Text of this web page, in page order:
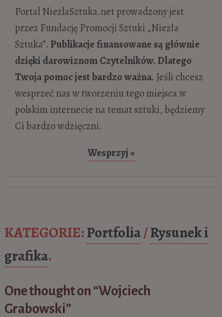
Portal NiezlaSztuka.net prowadzony jest
przez Fundację Promocji Sztuki „Niezła
Sztuka”.Publikacje finansowane są głównie
dzięki darowiznom Czytelników. Dlatego
Twoja pomoc jest bardzo ważna. Jeśli chcesz
wesprzeć nas w tworzeniu tego miejsca w
polskim internecie na temat sztuki, będziemy
Ci bardzo wdzięczni.
Wesprzyj »
KATEGORIE:Portfolia/Rysunek i
grafika.
One thought on “Wojciech
Grabowski”